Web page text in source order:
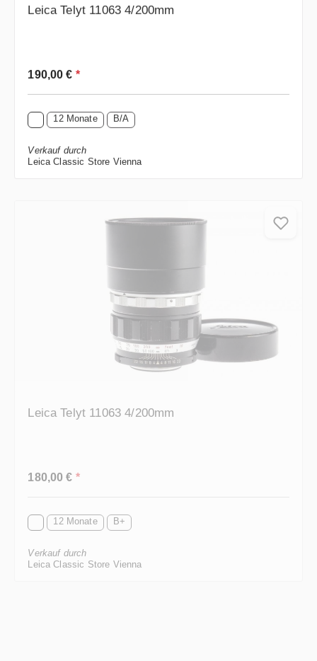
Leica Telyt 11063 4/200mm
Regulärer Preis:
190,00 € *
12 Monate B/A
Verkauf durch
Leica Classic Store Vienna
12 Monate B+
Leica Classic Store Vienna